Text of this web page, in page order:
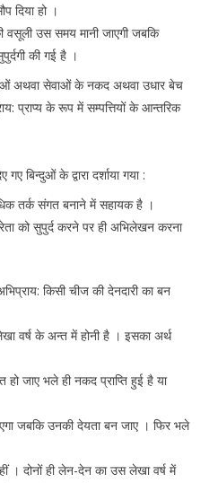
दिया हो ।
उस समय मानी जाएगी जबकि
की गई है ।
अथवा सेवाओं के नकद अथवा उधार बेच
प्राप्य के रूप में सम्पत्तियों के आन्तरिक
बिन्दुओं के द्वारा दर्शाया गया :
तर्क संगत बनाने में सहायक है ।
को सुपुर्द करने पर ही अभिलेखन करना
किसी चीज की देनदारी का बन
वर्ष के अन्त में होनी है । इसका अर्थ
हो जाए भले ही नकद प्राप्ति हुई है या
जबकि उनकी देयता बन जाए । फिर भले
। दोनों ही लेन-देन का उस लेखा वर्ष में